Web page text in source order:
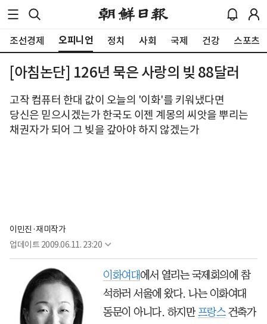
조선경제 오피니언 정치 사회 국제 건강 스포츠
[아침논단] 126년 묵은 사랑의 빚 88달러
고작 컴퓨터 한대 값이 오늘의 '이화'를 키워냈다면
당신은 믿으시겠는가 한국도 이젠 계몽의 씨앗을 뿌리는
채권자가 되어 그 빚을 갚아야 하지 않겠는가
이민진·재미작가
업데이트 2009.06.11. 23:20
이화여대에서 열리는 국제회의에 참
석하러 서울에 왔다. 나는 이화여대
동문이 아니다. 하지만 프랑스건축가